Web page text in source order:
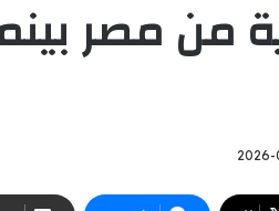
من مصر
2026-